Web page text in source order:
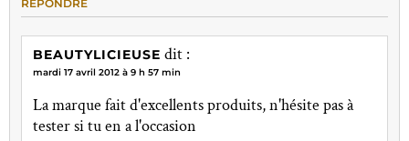
RÉPONDRE
BEAUTYLICIEUSE dit :
mardi 17 avril 2012 à 9 h 57 min
La marque fait d'excellents produits, n'hésite pas à
tester si tu en a l'occasion